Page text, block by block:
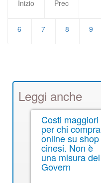
Inizio Prec
6 7 8 9
Leggi anche
Costi maggiori
per chi compra
online su shop
cinesi. Non è
una misura del
Govern